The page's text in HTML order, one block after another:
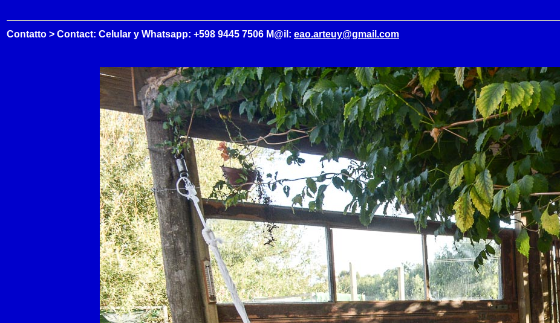
Contatto > Contact: Celular y Whatsapp: +598 9445 7506 M@il: eao.arteuy@gmail.com